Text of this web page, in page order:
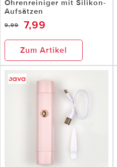
Ohrenreiniger mit Silikon-
Aufsätzen
9,99 7,99
Zum Artikel